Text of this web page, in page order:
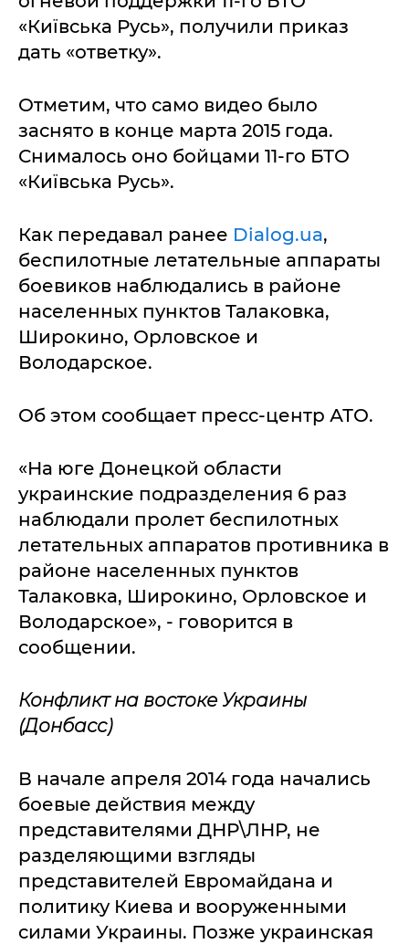
«Київська Русь», получили приказ
дать «ответку».
Отметим, что само видео было
заснято в конце марта 2015 года.
Снималось оно бойцами 11-го БТО
«Київська Русь».
Как передавал ранее Dialog.ua,
беспилотные летательные аппараты
боевиков наблюдались в районе
населенных пунктов Талаковка,
Широкино, Орловское и
Володарское.
Об этом сообщает пресс-центр АТО.
«На юге Донецкой области
украинские подразделения 6 раз
наблюдали пролет беспилотных
летательных аппаратов противника в
районе населенных пунктов
Талаковка, Широкино, Орловское и
Володарское», - говорится в
сообщении.
Конфликт на востоке Украины
(Донбасс)
В начале апреля 2014 года начались
боевые действия между
представителями ДНР\ЛНР, не
разделяющими взгляды
представителей Евромайдана и
политику Киева и вооруженными
силами Украины. Позже украинская